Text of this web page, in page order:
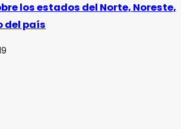
los estados del Norte, Noreste,
del país